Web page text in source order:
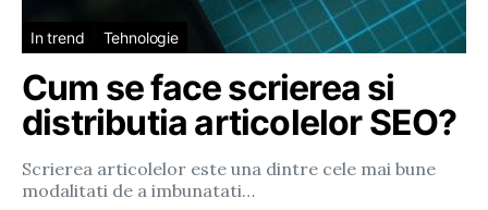
In trend Tehnologie
Cum se face scrierea si
distributia articolelor SEO?
Scrierea articolelor este una dintre cele mai bune
modalitati de a imbunatati…